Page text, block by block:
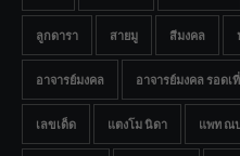
ลูกดารา สายมู สีมงคล
อาจารย์มงคล อาจารย์มงคล รอดเ
เลขเด็ด แตงโม นิดา แพท ณ